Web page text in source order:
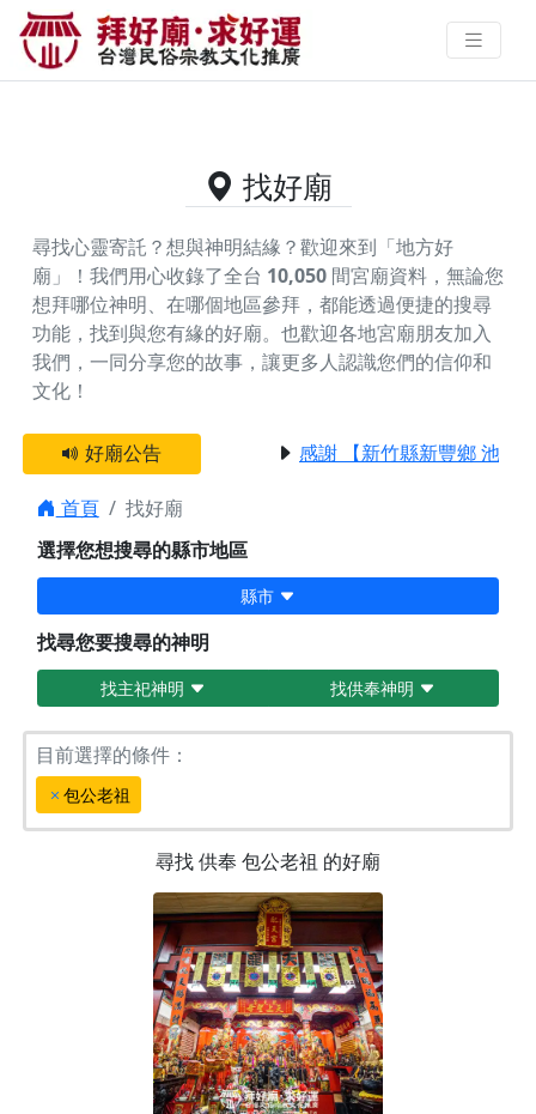
供奉包公老祖的好廟資料｜拜好廟
求好運 找到與您有緣的信仰
找好廟
尋找心靈寄託？想與神明結緣？歡迎來到「地方好
廟」！我們用心收錄了全台 10,050 間宮廟資料，無論您
想拜哪位神明、在哪個地區參拜，都能透過便捷的搜尋
功能，找到與您有緣的好廟。 也歡迎各地宮廟朋友加入
我們，一同分享您的故事，讓更多人認識您們的信仰和
文化！
好廟公告 感謝 【新竹縣新豐鄉 池和
首頁
找好廟
選擇您想搜尋的縣市地區
縣市
找尋您要搜尋的神明
找主祀神明 找供奉神明
目前選擇的條件：
包公老祖
尋找供奉 包公老祖 的好廟